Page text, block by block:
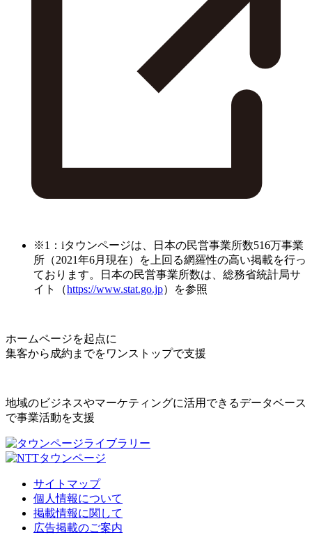
※1：iタウンページは、日本の民営事業所数516万事業
所（2021年6月現在）を上回る網羅性の高い掲載を行っ
ております。日本の民営事業所数は、総務省統計局サ
イト（https://www.stat.go.jp）を参照
ホームページを起点に
集客から成約までをワンストップで支援
地域のビジネスやマーケティングに活用できるデータベース
で事業活動を支援
サイトマップ
個人情報について
掲載情報に関して
広告掲載のご案内